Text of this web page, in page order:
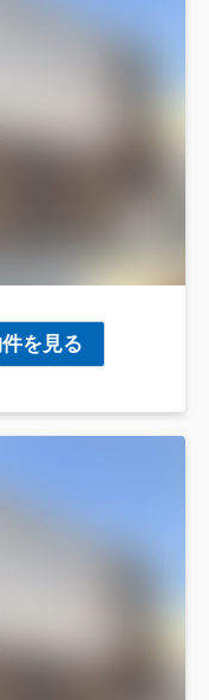
を見る